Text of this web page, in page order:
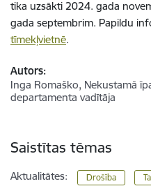
tika uzsākti 2024. gada
gada septembrim. Papildu
tīmekļvietnē.
Autors:
Inga Romaško, Nekustamā
departamenta vadītāja
Saistītas tēmas
Aktualitātes: Drošība